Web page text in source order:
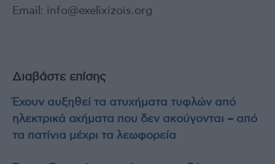
Email: info@exelixizois.org
Διαβάστε επίσης
Έχουν αυξηθεί τα ατυχήματα τυφλών από
ηλεκτρικά οχήματα που δεν ακούγονται – από
τα πατίνια μέχρι τα λεωφορεία